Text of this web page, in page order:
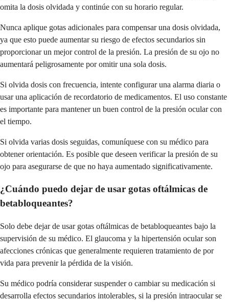
omita la dosis olvidada y continúe con su horario regular.
Nunca aplique gotas adicionales para compensar una dosis olvidada,
ya que esto puede aumentar su riesgo de efectos secundarios sin
proporcionar un mejor control de la presión. La presión de su ojo no
aumentará peligrosamente por omitir una sola dosis.
Si olvida dosis con frecuencia, intente configurar una alarma diaria o
usar una aplicación de recordatorio de medicamentos. El uso constante
es importante para mantener un buen control de la presión ocular con
el tiempo.
Si olvida varias dosis seguidas, comuníquese con su médico para
obtener orientación. Es posible que deseen verificar la presión de su
ojo para asegurarse de que no haya aumentado significativamente.
¿Cuándo puedo dejar de usar gotas oftálmicas de
betabloqueantes?
Solo debe dejar de usar gotas oftálmicas de betabloqueantes bajo la
supervisión de su médico. El glaucoma y la hipertensión ocular son
afecciones crónicas que generalmente requieren tratamiento de por
vida para prevenir la pérdida de la visión.
Su médico podría considerar suspender o cambiar su medicación si
desarrolla efectos secundarios intolerables, si la presión intraocular se